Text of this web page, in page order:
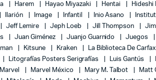
Harem Hayao Miyazaki Hentai Hideshi
Ilarión Image Infantil Inio Asano
Jeff Lemire Jeph Loeb Jill Thompson
Juan Giménez Juanjo Guarnido Juegos
Kitsune Kraken La Biblioteca De Carfax
Litografías Posters Serigrafías Luis Gantús
Marvel Marvel México Mary M. Talbot Matt